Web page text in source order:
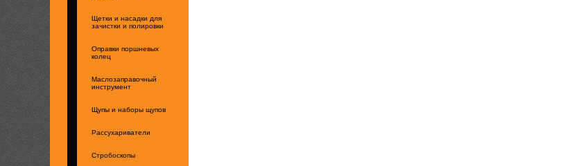
Щетки и насадки для
зачистки и полировки
Оправки поршневых
колец
Маслозаправочный
инструмент
Щупы и наборы щупов
Рассухариватели
Стробоскопы